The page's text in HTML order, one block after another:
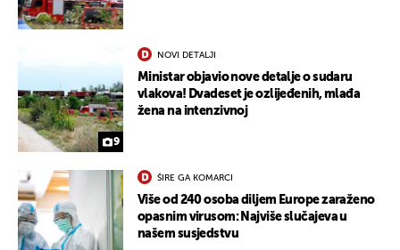
9
NOVI DETALJI
Ministar objavio nove detalje o sudaru
vlakova! Dvadeset je ozlijeđenih, mlađa
žena na intenzivnoj
ŠIRE GA KOMARCI
Više od 240 osoba diljem Europe zaraženo
opasnim virusom: Najviše slučajeva u
našem susjedstvu